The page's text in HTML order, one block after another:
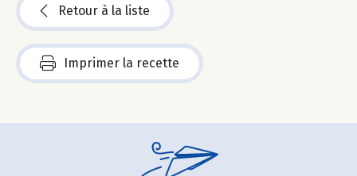
Retour à la liste
Imprimer la recette